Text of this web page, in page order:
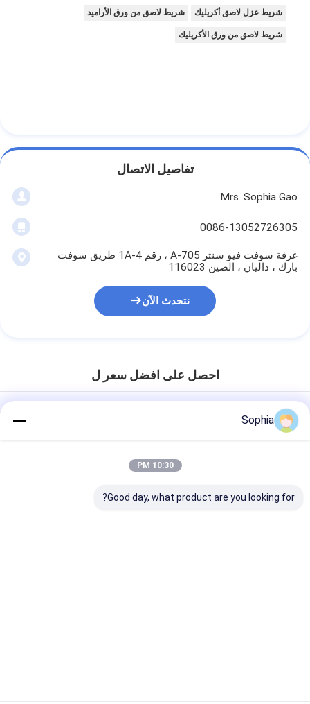
شريط عزل لاصق أكريليك شريط لاصق من ورق الأراميد
شريط لاصق من ورق الأكريليك
تفاصيل الاتصال
Mrs. Sophia Gao
0086-13052726305
غرفة سوفت فيو سنتر A-705 ، رقم 1A-4 طريق سوفت
بارك ، داليان ، الصين 116023
نتحدث الآن
احصل على افضل سعر ل
الشد
Sophia
10:30 PM
Good day, what product are you looking for?